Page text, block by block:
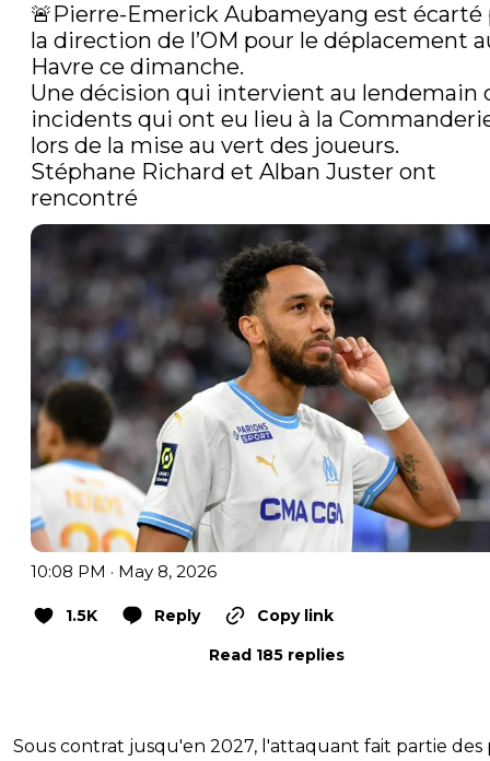
🚨Pierre-Emerick Aubameyang est écarté
la direction de l’OM pour le déplacement
Havre ce dimanche.
Une décision qui intervient au lendemain
incidents qui ont eu lieu à la
lors de la mise au vert des joueurs.
Stéphane Richard et Alban Juster ont
rencontré
10:08 PM · May 8, 2026
1.5K Reply
Copy link
Read 185 replies
Sous contrat jusqu'en 2027, l'attaquant fait partie des